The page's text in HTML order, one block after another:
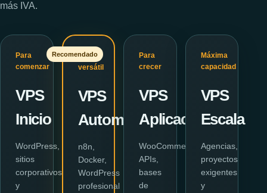
más IVA.
Para
comenzar
VPS
Inicio
WordPress,
sitios
corporativos
y
Más
versátil
Recomendado
VPS
Automatiza
n8n,
Docker,
WordPress
profesional
Para
crecer
VPS
Aplicaciones
WooCommerce,
APIs,
bases
de
Máxima
capacidad
VPS
Escala
Agencias,
proyectos
exigentes
y